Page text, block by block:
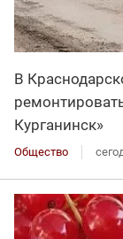
В
Курганинск»
Общество